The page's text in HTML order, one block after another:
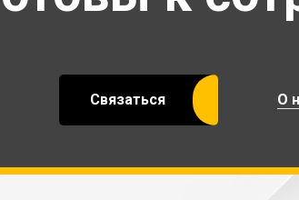
Cвязаться О